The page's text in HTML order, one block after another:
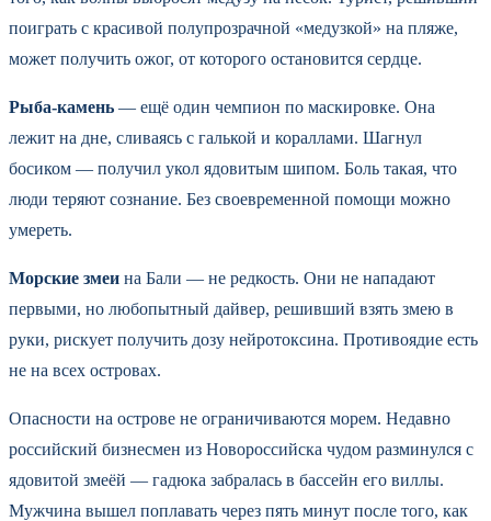
поиграть с красивой полупрозрачной «медузкой» на пляже,
может получить ожог, от которого остановится сердце.
Рыба-камень — ещё один чемпион по маскировке. Она
лежит на дне, сливаясь с галькой и кораллами. Шагнул
босиком — получил укол ядовитым шипом. Боль такая, что
люди теряют сознание. Без своевременной помощи можно
умереть.
Морские змеи на Бали — не редкость. Они не нападают
первыми, но любопытный дайвер, решивший взять змею в
руки, рискует получить дозу нейротоксина. Противоядие есть
не на всех островах.
Опасности на острове не ограничиваются морем. Недавно
российский бизнесмен из Новороссийска чудом разминулся с
ядовитой змеёй — гадюка забралась в бассейн его виллы.
Мужчина вышел поплавать через пять минут после того, как